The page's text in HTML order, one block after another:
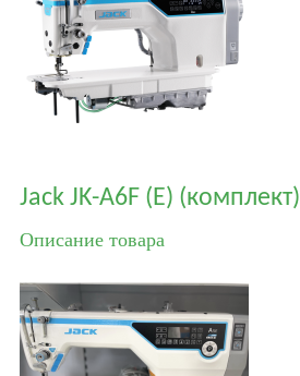
Jack JK-A6F (E) (комплект)
Описание товара